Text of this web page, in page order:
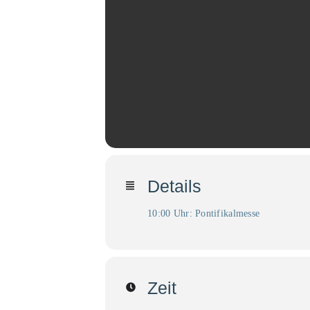
Details
10:00 Uhr: Pontifikalmesse
Zeit